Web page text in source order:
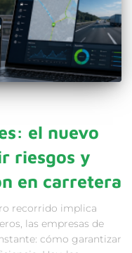
el nuevo
riesgos y
en carretera
recorrido implica
las empresas de
cómo garantizar